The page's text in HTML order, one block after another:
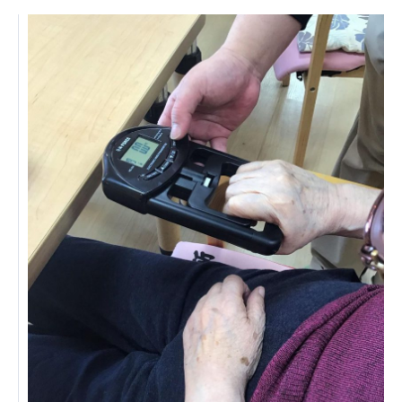
日本高齢者福祉協会
株式会社 爽やかな風沖縄
爽やかな風 中部エリア
爽やかな風 那覇エリア
株式会社 鷹揚館
鷹揚館
社会福祉法人 共生会
特別養護老人ホーム 共生の家
株式会社 アジアメデカ元気事業団
アジアメデカ元気事業団
株式会社 爽やかな風九州
爽やかな風九州
株式会社 七星
七星
社会福祉法人 福ふく
株式会社 せきれい
せきれい
社会福祉法人 心の会